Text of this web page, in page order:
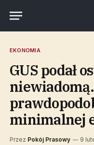
EKONOMIA
GUS podał
minimalnej
Przez Pokój Prasowy 9